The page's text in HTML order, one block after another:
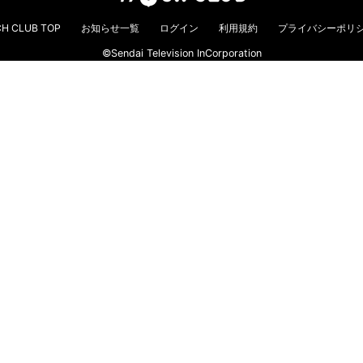
CLUB TOP お知らせ一覧 ログイン 利用規約 プライバシーポリ
©Sendai Television InCorporation